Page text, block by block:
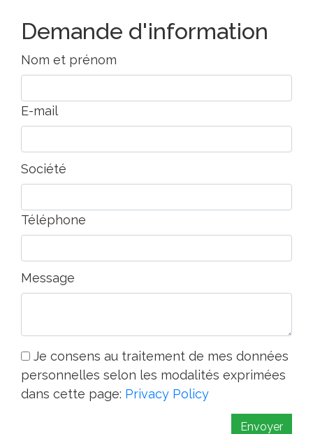
Demande d'information
Nom et prénom
E-mail
Société
Téléphone
Message
Je consens au traitement de mes données
personnelles selon les modalités exprimées
dans cette page: Privacy Policy
Envoyer